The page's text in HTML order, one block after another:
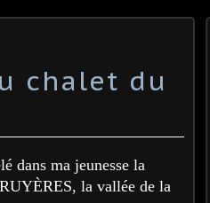
chalet du
dans ma jeunesse la
la vallée de la